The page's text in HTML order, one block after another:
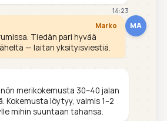
14:23
MA
Marko
Tiedän pari hyvää
— laitan yksityisviestiä.
merikokemusta 30–40 jalan
Kokemusta löytyy, valmis 1–2
mihin suuntaan tahansa.